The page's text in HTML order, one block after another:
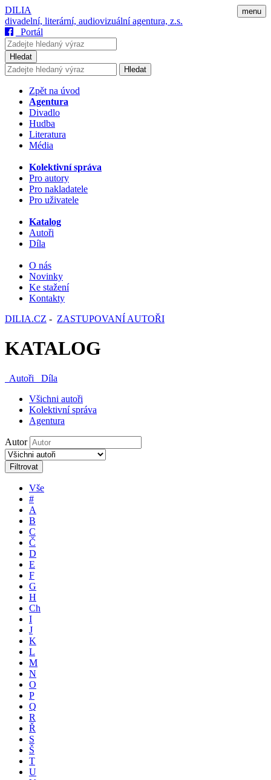
menu
DILIA
divadelní, literární, audiovizuální agentura, z.s.
Portál
Hledat
Hledat
Zpět na úvod
Agentura
Divadlo
Hudba
Literatura
Média
Kolektivní správa
Pro autory
Pro nakladatele
Pro uživatele
Katalog
Autoři
Díla
O nás
Novinky
Ke stažení
Kontakty
DILIA.CZ - ZASTUPOVANÍ AUTOŘI
KATALOG
Autoři
Díla
Všichni autoři
Kolektivní správa
Agentura
Autor
Filtrovat
Vše
#
A
B
C
Č
D
E
F
G
H
Ch
I
J
K
L
M
N
O
P
Q
R
Ř
S
Š
T
U